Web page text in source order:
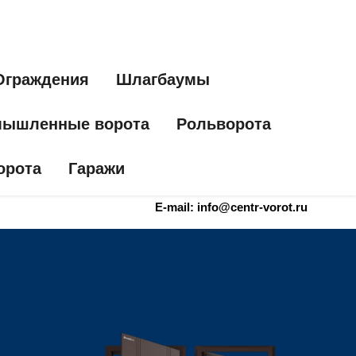
E-mail: info@centr-vorot.ru
Шлагбаумы
ворота Рольворота
Гаражи